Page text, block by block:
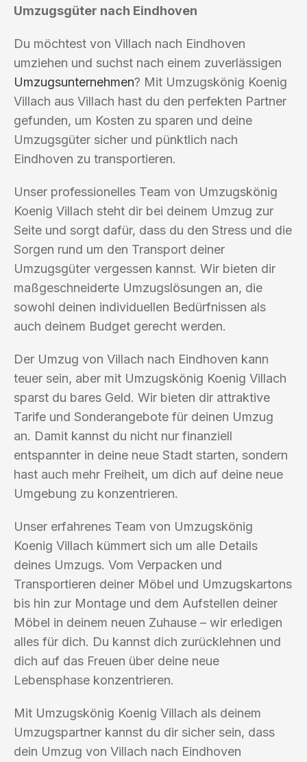
Umzugsgüter nach Eindhoven
Du möchtest von Villach nach Eindhoven
umziehen und suchst nach einem zuverlässigen
Umzugsunternehmen? Mit Umzugskönig Koenig
Villach aus Villach hast du den perfekten Partner
gefunden, um Kosten zu sparen und deine
Umzugsgüter sicher und pünktlich nach
Eindhoven zu transportieren.
Unser professionelles Team von Umzugskönig
Koenig Villach steht dir bei deinem Umzug zur
Seite und sorgt dafür, dass du den Stress und die
Sorgen rund um den Transport deiner
Umzugsgüter vergessen kannst. Wir bieten dir
maßgeschneiderte Umzugslösungen an, die
sowohl deinen individuellen Bedürfnissen als
auch deinem Budget gerecht werden.
Der Umzug von Villach nach Eindhoven kann
teuer sein, aber mit Umzugskönig Koenig Villach
sparst du bares Geld. Wir bieten dir attraktive
Tarife und Sonderangebote für deinen Umzug
an. Damit kannst du nicht nur finanziell
entspannter in deine neue Stadt starten, sondern
hast auch mehr Freiheit, um dich auf deine neue
Umgebung zu konzentrieren.
Unser erfahrenes Team von Umzugskönig
Koenig Villach kümmert sich um alle Details
deines Umzugs. Vom Verpacken und
Transportieren deiner Möbel und Umzugskartons
bis hin zur Montage und dem Aufstellen deiner
Möbel in deinem neuen Zuhause – wir erledigen
alles für dich. Du kannst dich zurücklehnen und
dich auf das Freuen über deine neue
Lebensphase konzentrieren.
Mit Umzugskönig Koenig Villach als deinem
Umzugspartner kannst du dir sicher sein, dass
dein Umzug von Villach nach Eindhoven